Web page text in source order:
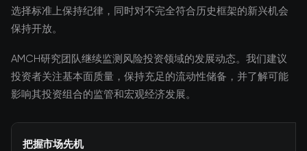
选择标准上保持纪律，同时对不完全符合历史框架的新兴机会
保持开放。
AMCH研究团队继续监测风险投资领域的发展动态。我们建议
投资者关注基本面质量，保持充足的流动性储备，并了解可能
影响其投资组合的监管和宏观经济发展。
把握市场先机